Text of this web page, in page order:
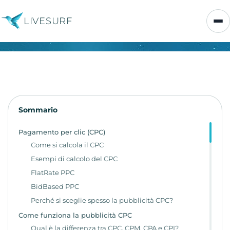
LIVESURF
Sommario
Pagamento per clic (CPC)
Come si calcola il CPC
Esempi di calcolo del CPC
FlatRate PPC
BidBased PPC
Perché si sceglie spesso la pubblicità CPC?
Come funziona la pubblicità CPC
Qual è la differenza tra CPC, CPM, CPA e CPI?